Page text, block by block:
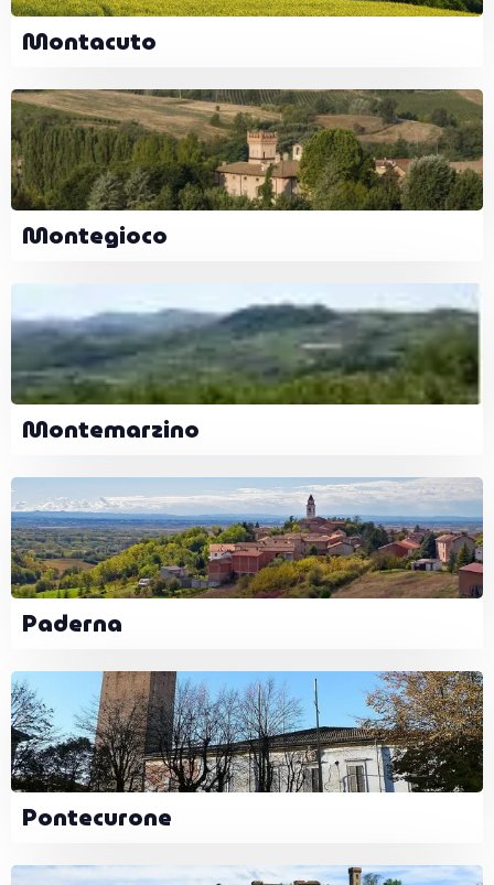
Montacuto
Montegioco
Montemarzino
Paderna
Pontecurone